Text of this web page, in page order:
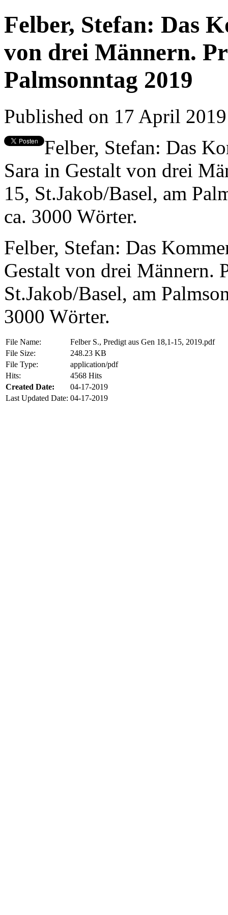
Felber, Stefan: Das
von drei Männern.
Palmsonntag 2019
Published on 17 April
Felber, Stefan: Das
Sara in Gestalt von drei
15, St.Jakob/Basel, am
ca. 3000 Wörter.
Felber, Stefan: Das
Gestalt von drei Männern.
St.Jakob/Basel, am
3000 Wörter.
File Name:
Felber S., Predigt aus Gen 18,1-15, 2019.pdf
File Size:
248.23 KB
File Type:
application/pdf
Hits:
4568 Hits
Created Date:
04-17-2019
Last Updated Date: 04-17-2019